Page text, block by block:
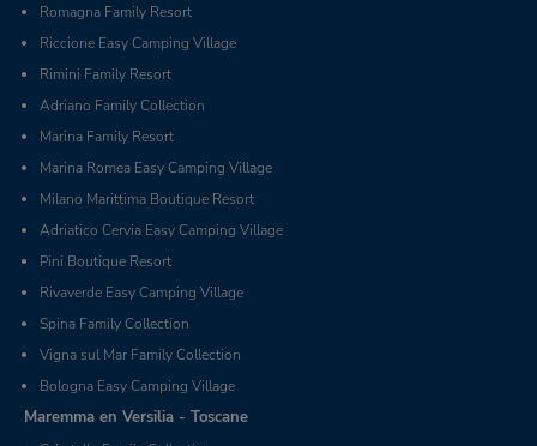
Romagna Family Resort
Riccione Easy Camping Village
Rimini Family Resort
Adriano Family Collection
Marina Family Resort
Marina Romea Easy Camping Village
Milano Marittima Boutique Resort
Adriatico Cervia Easy Camping Village
Pini Boutique Resort
Rivaverde Easy Camping Village
Spina Family Collection
Vigna sul Mar Family Collection
Bologna Easy Camping Village
Maremma en Versilia - Toscane